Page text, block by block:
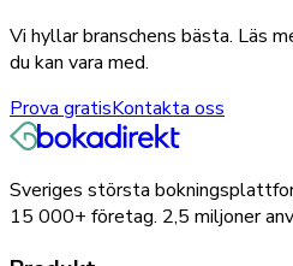
Vi hyllar branschens bästa. Läs
du kan vara med.
Prova gratisKontakta oss
Sveriges största
15 000+ företag. 2,5 miljoner